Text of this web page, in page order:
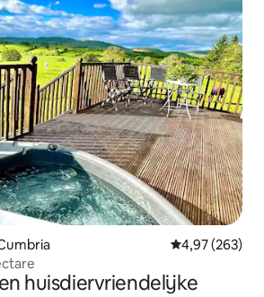
Gemiddelde
4,97 (263)
huisdiervriendelijke